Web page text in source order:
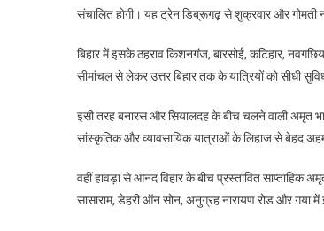
संचालित होगी। यह ट्रेन डिब्रूगढ़ से शुक्रवार और गोमती
बिहार में इसके ठहराव किशनगंज, बारसोई, कटिहार,
सीमांचल से लेकर उत्तर बिहार तक के यात्रियों को सीधी
इसी तरह बनारस और सियालदह के बीच चलने वाली अमृत
सांस्कृतिक और व्यावसायिक यात्राओं के लिहाज से बेहद अहम
वहीं हावड़ा से आनंद विहार के बीच प्रस्तावित साप्ताहिक
सासाराम, डेहरी ऑन सोन, अनुग्रह नारायण रोड और गया में